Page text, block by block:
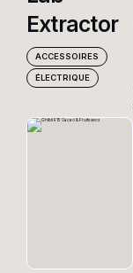
Extractor
ACCESSOIRES
ÉLECTRIQUE